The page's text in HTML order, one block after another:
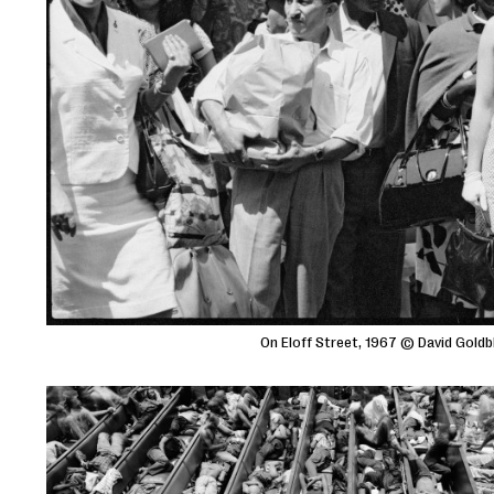
On Eloff Street, 1967 © David